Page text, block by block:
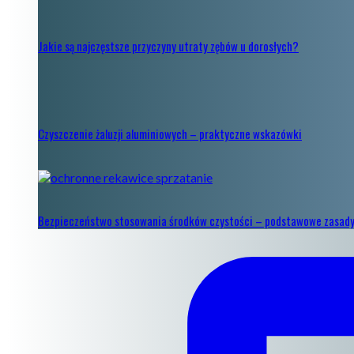
Jakie są najczęstsze przyczyny utraty zębów u dorosłych?
Czyszczenie żaluzji aluminiowych – praktyczne wskazówki
Bezpieczeństwo stosowania środków czystości – podstawowe zasady